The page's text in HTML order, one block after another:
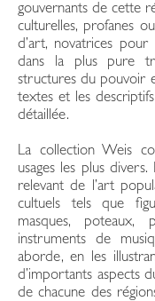
gouvernants de cette
culturelles, profanes
d’art, novatrices pour
dans la plus pure
structures du pouvoir
textes et les
détaillée.
La collection Weis
usages les plus
relevant de l’art
cultuels tels que
masques, poteaux,
instruments de
aborde, en les
d’importants aspects
de chacune des